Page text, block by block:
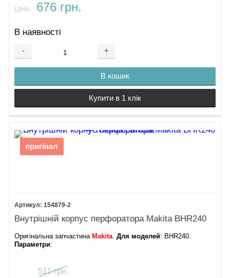
ЦІНА: 676 грн.
В наявності
- +
В кошик
Купити в 1 клік
оригінал
154879-2
Внутрішній корпус перфоратора Makita BHR240
Оригінальна запчастина Makita.Для моделей: BHR240.
Параметри:
511 грн.